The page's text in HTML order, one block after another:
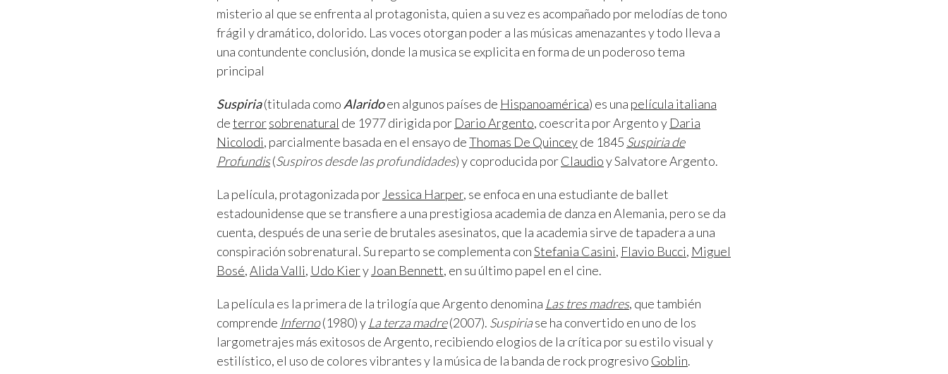
misterio al que se enfrenta al protagonista, quien a su vez es acompañado por melodías de tono
frágil y dramático, dolorido. Las voces otorgan poder a las músicas amenazantes y todo lleva a
una contundente conclusión, donde la musica se explicita en forma de un poderoso tema
principal
Suspiria(titulada como Alaridoen algunos países de Hispanoamérica) es una película italiana
deterrorsobrenatural de 1977 dirigida por Dario Argento, coescrita por Argento y Daria
Nicolodi, parcialmente basada en el ensayo deThomas De Quinceyde 1845 Suspiria de
Profundis(Suspiros desde las profundidades) y coproducida porClaudioy Salvatore Argento.
La película, protagonizada por Jessica Harper, se enfoca en una estudiante de ballet
estadounidense que se transfiere a una prestigiosa academia de danza en Alemania, pero se da
cuenta, después de una serie de brutales asesinatos, que la academia sirve de tapadera a una
conspiración sobrenatural. Su reparto se complementa conStefania Casini, Flavio Bucci, Miguel
Bosé,Alida Valli, Udo Kiery Joan Bennett, en su último papel en el cine.
La película es la primera de la trilogía que Argento denomina Las tres madres, que también
comprende Inferno(1980) y La terza madre(2007). Suspiriase ha convertido en uno de los
largometrajes más exitosos de Argento, recibiendo elogios de la crítica por su estilo visual y
estilístico, el uso de colores vibrantes y la música de la banda de rock progresivo Goblin.